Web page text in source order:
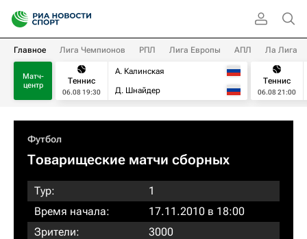
Главное Лига Чемпионов РПЛ Лига Европы АПЛ Ла Лига
Матч-
центр
Теннис
06.08 19:30
А. Калинская
Д. Шнайдер
Теннис
06.08 21:00
Футбол
Товарищеские матчи сборных
Тур:
1
Время начала:
17.11.2010 в 18:00
Зрители:
3000